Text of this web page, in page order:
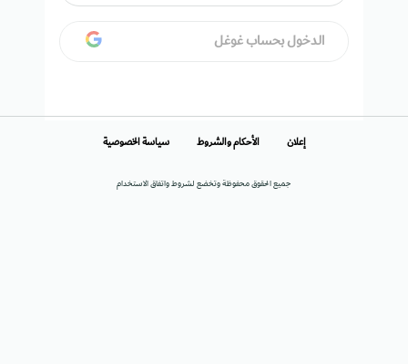
الدخول بحساب غوغل
جميع الحقوق محفوظة وتخضع لشروط واتفاق الاستخدام
إعلان الأحكام والشروط سياسة الخصوصية